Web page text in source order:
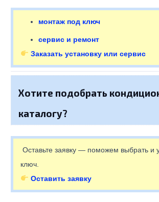
монтаж под ключ
сервис и ремонт
Заказать установку или сервис
Хотите подобрать
каталогу?
Оставьте заявку — поможем выбрать и
ключ.
Оставить заявку